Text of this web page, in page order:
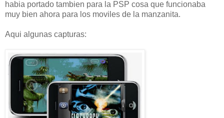
habia portado tambien para la PSP cosa que funcionaba
muy bien ahora para los moviles de la manzanita.
Aqui algunas capturas: